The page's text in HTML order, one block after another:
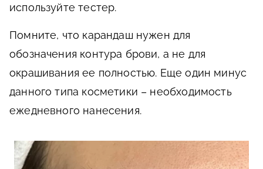
используйте тестер.
Помните, что карандаш нужен для
обозначения контура брови, а не для
окрашивания ее полностью. Еще один минус
данного типа косметики – необходимость
ежедневного нанесения.